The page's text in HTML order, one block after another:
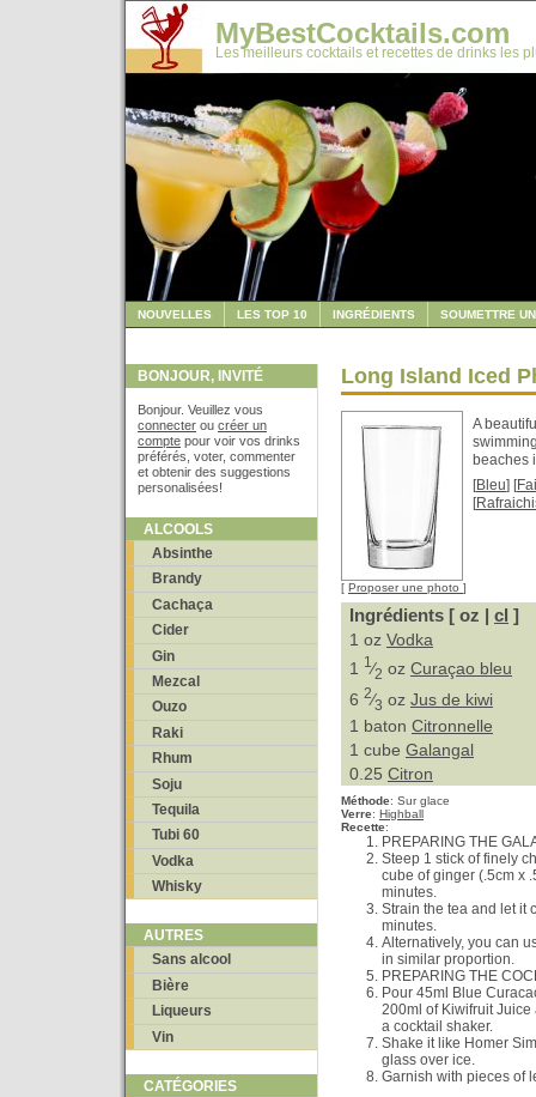
MyBestCocktails.com
Les meilleurs cocktails et recettes de drinks les
NOUVELLES LES TOP 10 INGRÉDIENTS SOUMETTRE
BONJOUR, INVITÉ
Bonjour. Veuillez vous
connecter ou créer un
compte pour voir vos drinks
préférés, voter, commenter
et obtenir des suggestions
personalisées!
ALCOOLS
Absinthe
Brandy
Cachaça
Cider
Gin
Mezcal
Ouzo
Raki
Rhum
Soju
Tequila
Tubi 60
Vodka
Whisky
AUTRES
Sans alcool
Bière
Liqueurs
Vin
CATÉGORIES
Long Island Iced
[ Proposer une photo ]
A
beaches
[Bleu] [
[
Ingrédients [ oz | cl ]
1 oz Vodka
1
1 ⁄2 oz Curaçao bleu
6 2⁄3 oz Jus de kiwi
1 baton Citronnelle
1 cube Galangal
0.25 Citron
Méthode: Sur glace
Verre: Highball
Recette:
PREPARING THE
Steep 1 stick of finely
cube of ginger (.5cm x
minutes.
Strain the tea and let it
minutes.
Alternatively, you can
in similar proportion.
PREPARING THE
Pour 45ml Blue
200ml of Kiwifruit
a cocktail shaker.
Shake it like Homer
glass over ice.
Garnish with pieces of